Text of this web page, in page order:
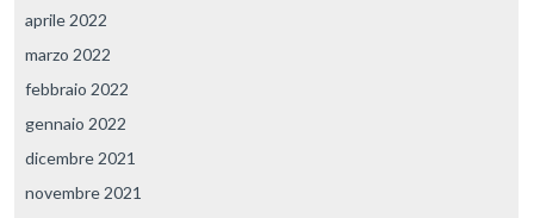
aprile 2022
marzo 2022
febbraio 2022
gennaio 2022
dicembre 2021
novembre 2021